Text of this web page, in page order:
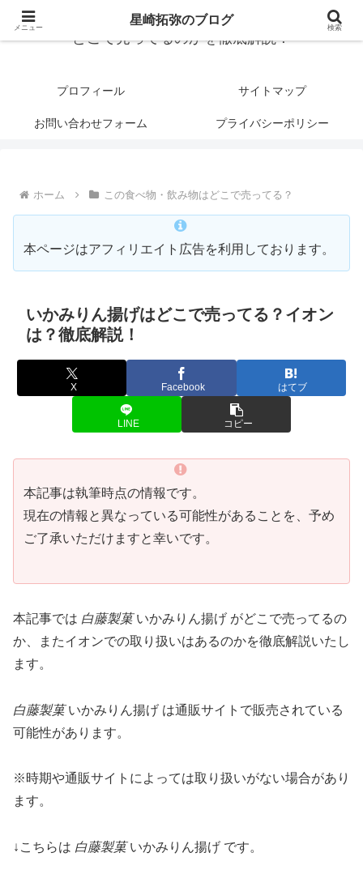
どこで売ってるのかを徹底解説！
プロフィール サイトマップ
お問い合わせフォーム プライバシーポリシー
ホーム この食べ物・飲み物はどこで売ってる？
本ページはアフィリエイト広告を利用しております。
いかみりん揚げはどこで売ってる？イオン
は？徹底解説！
X Facebook はてブ
LINE コピー
本記事は執筆時点の情報です。
現在の情報と異なっている可能性があることを、予め
ご了承いただけますと幸いです。
本記事では 白藤製菓いかみりん揚げ がどこで売ってるの
か、またイオンでの取り扱いはあるのかを徹底解説いたし
ます。
白藤製菓いかみりん揚げ は通販サイトで販売されている
可能性があります。
※時期や通販サイトによっては取り扱いがない場合があり
ます。
↓こちらは 白藤製菓いかみりん揚げ です。
メニュー
星崎拓弥のブログ
検索